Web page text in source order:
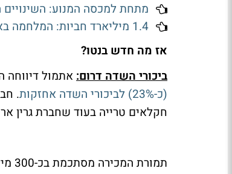
מתחת למכסה המנוע:
1.4 מיליארד חביות: המלחמה באיראן חשפה את הנשק החדש של סין
אז מה חדש בנטו?
ביכורי השדה דרום: אתמול דיווחה
(כ-23%) לביכורי השדה אחזקות
.
חקלאים טרייה בעוד שחברת גרין